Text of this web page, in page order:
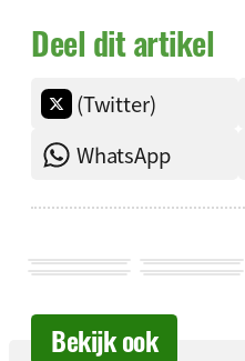
Deel dit artikel
(Twitter)
WhatsApp
Bekijk ook